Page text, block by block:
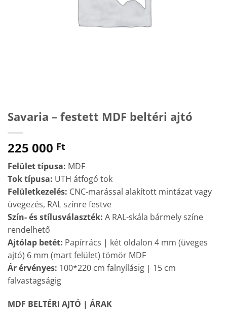
Savaria – festett MDF beltéri ajtó
225 000 Ft
Felület típusa: MDF
Tok típusa: UTH átfogó tok
Felületkezelés: CNC-marással alakított mintázat vagy
üvegezés, RAL színre festve
Szín- és stílusválaszték: A RAL-skála bármely színe
rendelhető
Ajtólap betét: Papírrács | két oldalon 4 mm (üveges
ajtó) 6 mm (mart felület) tömör MDF
Ár érvényes: 100*220 cm falnyílásig | 15 cm
falvastagságig
MDF BELTÉRI AJTÓ | ÁRAK